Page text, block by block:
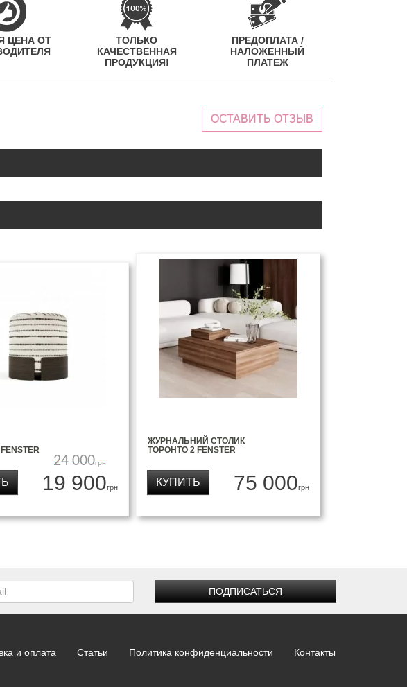
ЦЕНА ОТ
ТОЛЬКО
КАЧЕСТВЕННАЯ
ПРОДУКЦИЯ!
ПРЕДОПЛАТА /
НАЛОЖЕННЫЙ
ПЛАТЕЖ
ОСТАВИТЬ ОТЗЫВ
24 000грн
19 900грн
ЖУРНАЛЬНИЙ СТОЛИК
ТОРОНТО 2 FENSTER
75 000грн
КУПИТЬ
ПОДПИСАТЬСЯ
и оплата Статьи Политика конфиденциальности Контакты